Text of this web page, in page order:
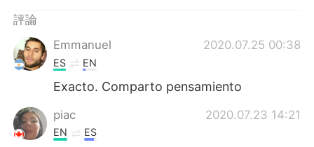
日本語
Русский
Indonesia Italiano
Türkçe
評論
Emmanuel
2020.07.25 00:38
ES EN
Exacto. Comparto pensamiento
piac 2020.07.23 14:21
EN ES